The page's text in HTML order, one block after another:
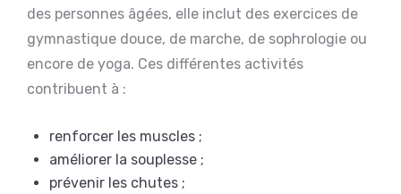
des personnes âgées, elle inclut des exercices de
gymnastique douce, de marche, de sophrologie ou
encore de yoga. Ces différentes activités
contribuent à :
renforcer les muscles ;
améliorer la souplesse ;
prévenir les chutes ;